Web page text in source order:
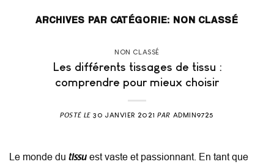
ARCHIVES PAR CATÉGORIE: NON CLASSÉ
NON CLASSÉ
Les différents tissages de tissu :
comprendre pour mieux choisir
POSTÉ LE30 JANVIER 2021 PAR ADMIN9725
Le monde du tissu est vaste et passionnant. En tant que